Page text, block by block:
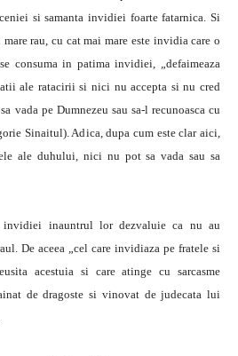
si samanta invidiei foarte fatarnica. Si
rau, cu cat mai mare este invidia care o
consuma in patima invidiei, „defaimeaza
ale ratacirii si nici nu accepta si nu cred
vada pe Dumnezeu sau sa-l recunoasca cu
Sinaitul). Adica, dupa cum este clar aici,
ale duhului, nici nu pot sa vada sau sa
inauntrul lor dezvaluie ca nu au
De aceea „cel care invidiaza pe fratele si
acestuia si care atinge cu sarcasme
de dragoste si vinovat de judecata lui